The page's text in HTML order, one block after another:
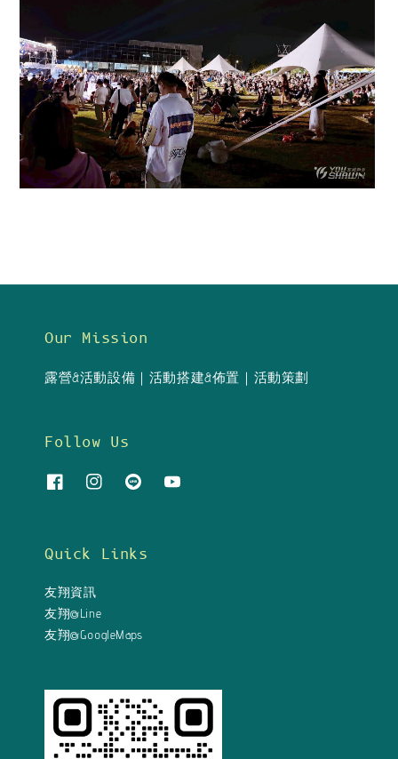
Our Mission
露營&活動設備｜活動搭建&佈置｜活動策劃
Follow Us
Quick Links
友翔資訊
友翔@Line
友翔@GoogleMaps